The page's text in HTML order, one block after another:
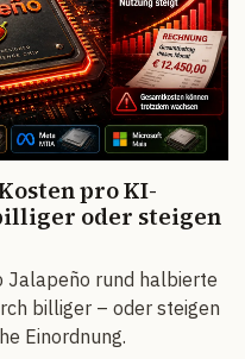
pro KI-
oder steigen
Jalapeño rund halbierte
billiger – oder steigen
Einordnung.